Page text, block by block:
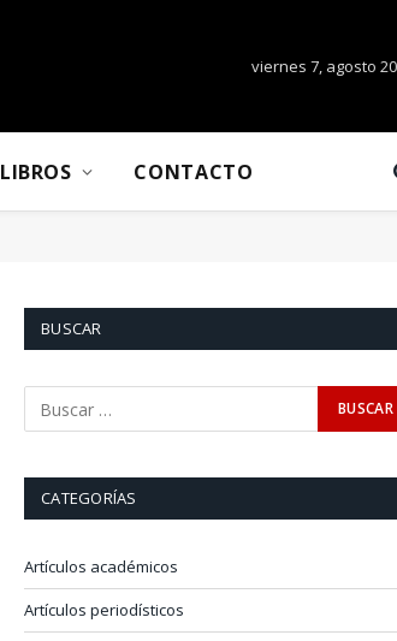
viernes 7, agosto
LIBROS CONTACTO
BUSCAR
CATEGORÍAS
Artículos académicos
Artículos periodísticos